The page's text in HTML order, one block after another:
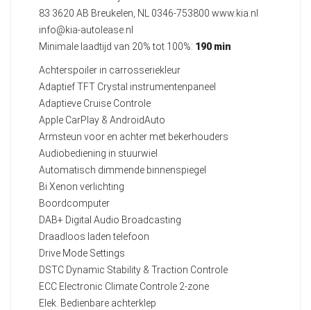
83 3620 AB Breukelen, NL 0346-753800 www.kia.nl
info@kia-autolease.nl
Minimale laadtijd van 20% tot 100%: 190 min
Achterspoiler in carrosseriekleur
Adaptief TFT Crystal instrumentenpaneel
Adaptieve Cruise Controle
Apple CarPlay & AndroidAuto
Armsteun voor en achter met bekerhouders
Audiobediening in stuurwiel
Automatisch dimmende binnenspiegel
Bi Xenon verlichting
Boordcomputer
DAB+ Digital Audio Broadcasting
Draadloos laden telefoon
Drive Mode Settings
DSTC Dynamic Stability & Traction Controle
ECC Electronic Climate Controle 2-zone
Elek. Bedienbare achterklep